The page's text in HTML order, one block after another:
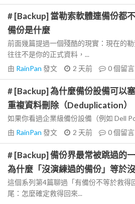
# [Backup] 當勒索軟體連備份都
備份是什麼
前面幾篇提過一個殘酷的現實：現在的
往往不是你的正式資料，...
由 RainPan 發文 2 天前 0個留言
# [Backup] 為什麼備份設備可以
重複資料刪除（Deduplication）
如果你看過企業級備份設備（例如 Dell
由 RainPan 發文 2 天前 0個留言
# [Backup] 備份界最常被跳過的
為什麼「沒演練過的備份」等於
這個系列第4篇聊過「有備份不等於救得
尾：怎麼確定救得回來...